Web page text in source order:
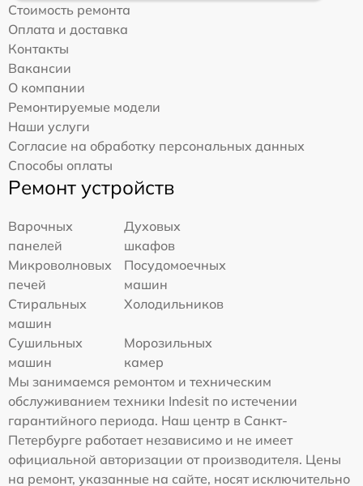
Стоимость ремонта
Оплата и доставка
Контакты
Вакансии
О компании
Ремонтируемые модели
Наши услуги
Согласие на обработку персональных данных
Способы оплаты
Ремонт устройств
Варочных
панелей
Духовых
шкафов
Микроволновых
печей
Посудомоечных
машин
Стиральных
машин
Холодильников
Сушильных
машин
Морозильных
камер
Мы занимаемся ремонтом и техническим
обслуживанием техники Indesit по истечении
гарантийного периода. Наш центр в Санкт-
Петербурге работает независимо и не имеет
официальной авторизации от производителя. Цены
на ремонт, указанные на сайте, носят исключительно